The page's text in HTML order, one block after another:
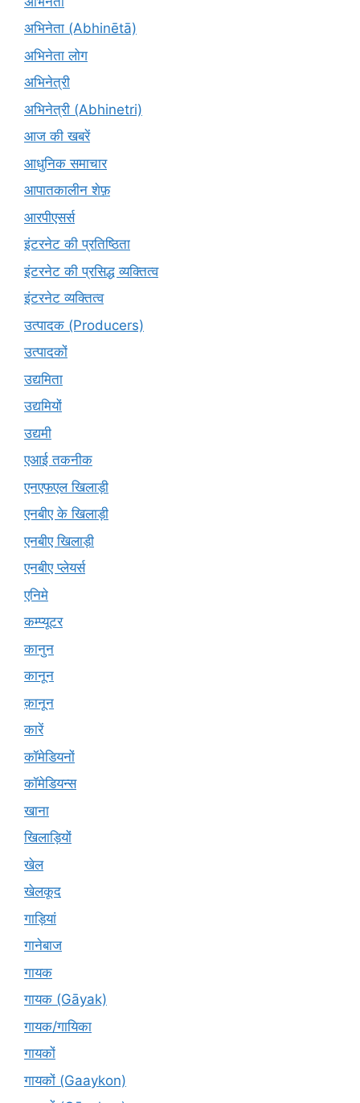
अभिनेता (Abhinētā)
अभिनेता लोग
अभिनेत्री
अभिनेत्री (Abhinetri)
आज की खबरें
आधुनिक समाचार
आपातकालीन शेफ़
आरपीएसर्स
इंटरनेट की प्रतिष्ठिता
इंटरनेट की प्रसिद्ध व्यक्तित्व
इंटरनेट व्यक्तित्व
उत्पादक (Producers)
उत्पादकों
उद्यमिता
उद्यमियों
उद्यमी
एआई तकनीक
एनएफएल खिलाड़ी
एनबीए के खिलाड़ी
एनबीए खिलाड़ी
एनबीए प्लेयर्स
एनिमे
कम्प्यूटर
कानुन
कानून
क़ानून
कारें
कॉमेडियनों
कॉमेडियन्स
खाना
खिलाड़ियों
खेल
खेलकूद
गाड़ियां
गानेबाज
गायक
गायक (Gāyak)
गायक/गायिका
गायकों
गायकों (Gaaykon)